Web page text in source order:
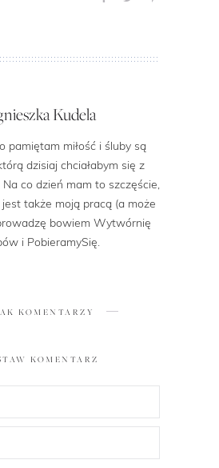
Kudela
pamiętam miłość i śluby są
dzisiaj chciałabym się z
co dzień mam to szczęście,
także moją pracą (a może
bowiem Wytwórnię
i PobieramySię.
KOMENTARZY
KOMENTARZ